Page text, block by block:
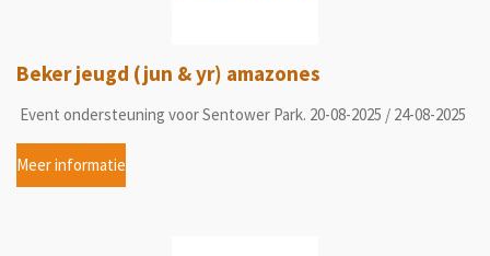
Beker jeugd (jun & yr) amazones
Event ondersteuning voor Sentower Park. 20-08-2025 / 24-08-2025
Meer informatie